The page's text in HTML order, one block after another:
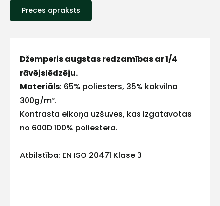
Preces apraksts
Džemperis augstas redzamības ar 1/4
rāvējslēdzēju.
Materiāls: 65% poliesters, 35% kokvilna
300g/m².
Kontrasta elkoņa uzšuves, kas izgatavotas
no 600D 100% poliestera.
Atbilstība: EN ISO 20471 Klase 3
E-pasts